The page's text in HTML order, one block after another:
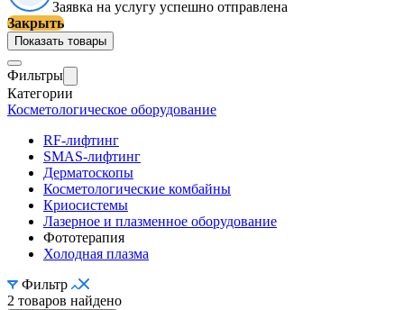
Заявка на услугу успешно отправлена
Закрыть
Показать товары
Фильтры
Категории
Косметологическое оборудование
RF-лифтинг
SMAS-лифтинг
Дерматоскопы
Косметологические комбайны
Криосистемы
Лазерное и плазменное оборудование
Фототерапия
Холодная плазма
Фильтр
2 товаров найдено